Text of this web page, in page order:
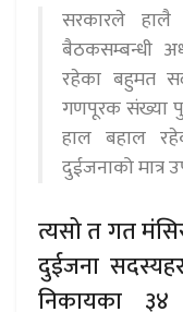
सरकारले हालै
बैठकसम्बन्धी
रहेका बहुमत
गणपूरक संख्या
हाल बहाल
दुईजनाको मात्र
त्यसो त गत
दुईजना
निकायका ३४